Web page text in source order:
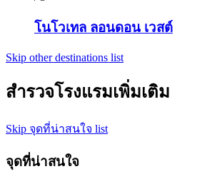
โนโวเทล ลอนดอน เวสต์
Skip other destinations list
สำรวจโรงแรมเพิ่มเติม
Skip จุดที่น่าสนใจ list
จุดที่น่าสนใจ